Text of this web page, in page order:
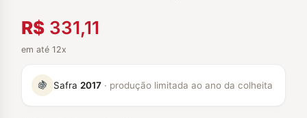
R$ 331,11
em até 12x
🍇 Safra 2017 · produção limitada ao ano da colheita